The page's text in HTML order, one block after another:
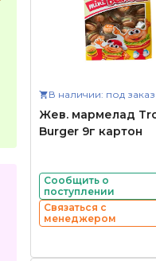
В наличии: под заказ
Жев. мармелад
Burger 9г картон
Сообщить о
поступлении
Связаться с
менеджером